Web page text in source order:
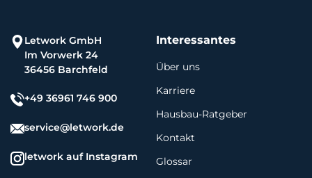
Letwork GmbH
Im Vorwerk 24
36456 Barchfeld
+49 36961 746 900
service@letwork.de
letwork auf Instagram
Interessantes
Über uns
Karriere
Hausbau-Ratgeber
Kontakt
Glossar